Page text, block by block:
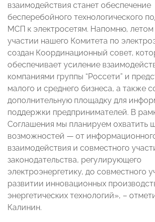
взаимодействия станет обеспечение
бесперебойного технологического
МСП к электросетям. Напомню,
участии нашего Комитета по
создан Координационный совет,
обеспечивает усиление
компаниями группы “Россети” и
малого и среднего бизнеса, а также
дополнительную площадку для
поддержки предпринимателей. В
Соглашения мы планируем охватить
возможностей — от
взаимодействия и совместного
законодательства, регулирующего
электроэнергетику, до совместного
развитии инновационных
энергетических технологий», –
Калинин.